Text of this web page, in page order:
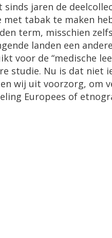
sinds jaren de
tabak te maken
term, misschien
landen een
voor de “medische
studie. Nu is dat
wij uit voorzorg,
Europees of